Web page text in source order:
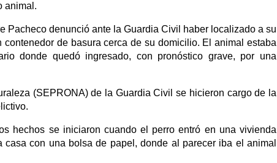
animal.
Pacheco denunció ante la Guardia Civil haber localizado a su
de basura cerca de su domicilio. El animal estaba
donde quedó ingresado, con pronóstico grave, por una
(SEPRONA) de la Guardia Civil se hicieron cargo de la
hechos se iniciaron cuando el perro entró en una vivienda
con una bolsa de papel, donde al parecer iba el animal